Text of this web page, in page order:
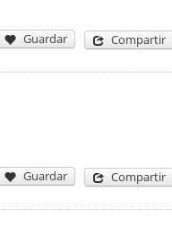
Guardar Compartir
Guardar Compartir